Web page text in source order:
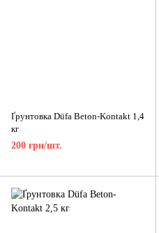
Ґрунтовка Düfa Beton-Kontakt 1,4
кг
200 грн/шт.